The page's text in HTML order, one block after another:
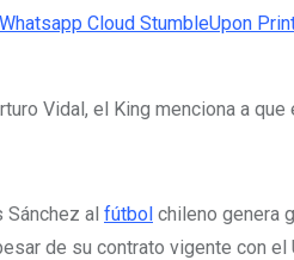
Whatsapp Cloud StumbleUpon
Vidal, el King menciona a
al fútbol chileno genera
de su contrato vigente con el